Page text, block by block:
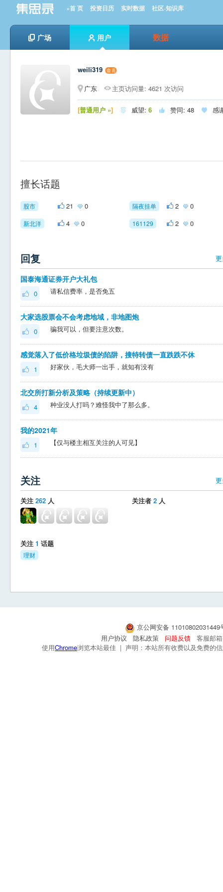
»首 页 投资日历 实时数据 社区-知识库
广场 用户 数据
weili319
广东
主页访问量: 4621 次访问
[普通用户 »]  威望: 6  赞同: 48  感
擅长话题
股市 21 0 隔夜挂单 2 0
新北洋 4 0 161129 2 0
回复
国泰海通证券开户大礼包
0 请私信费率，是否免五
大家选股票会不会考虑地域，非地图炮
0 骗我可以，但要注意次数。
感觉落入了低价格垃圾债的陷阱，搜特转债一直跌跌不休
1 好家伙，毛大师一出手，就知有没有
北交所打新分析及策略（持续更新中）
4 种业没人打吗？难怪我中了那么多。
我的2021年
1 【仅与楼主相互关注的人可见】
关注
关注 262 人 关注者 2 人
关注 1 话题
理财
京公网安备
用户协议
隐私政策 问题反馈
客服邮
使用Chrome浏览本站最佳 | 声明：本站所有收费以及免费的